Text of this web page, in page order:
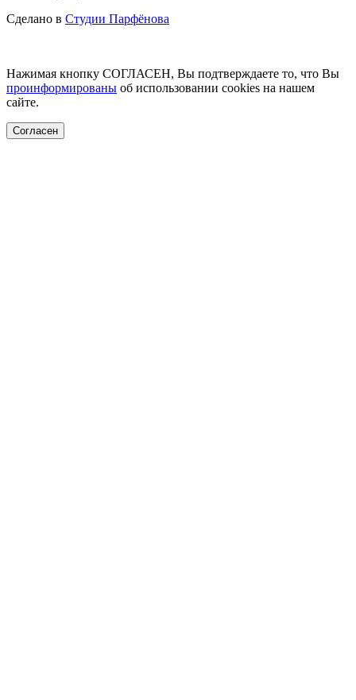
Сделано в Студии Парфёнова
Нажимая кнопку СОГЛАСЕН, Вы подтверждаете то, что Вы
проинформированы об использовании cookies на нашем
сайте.
Согласен